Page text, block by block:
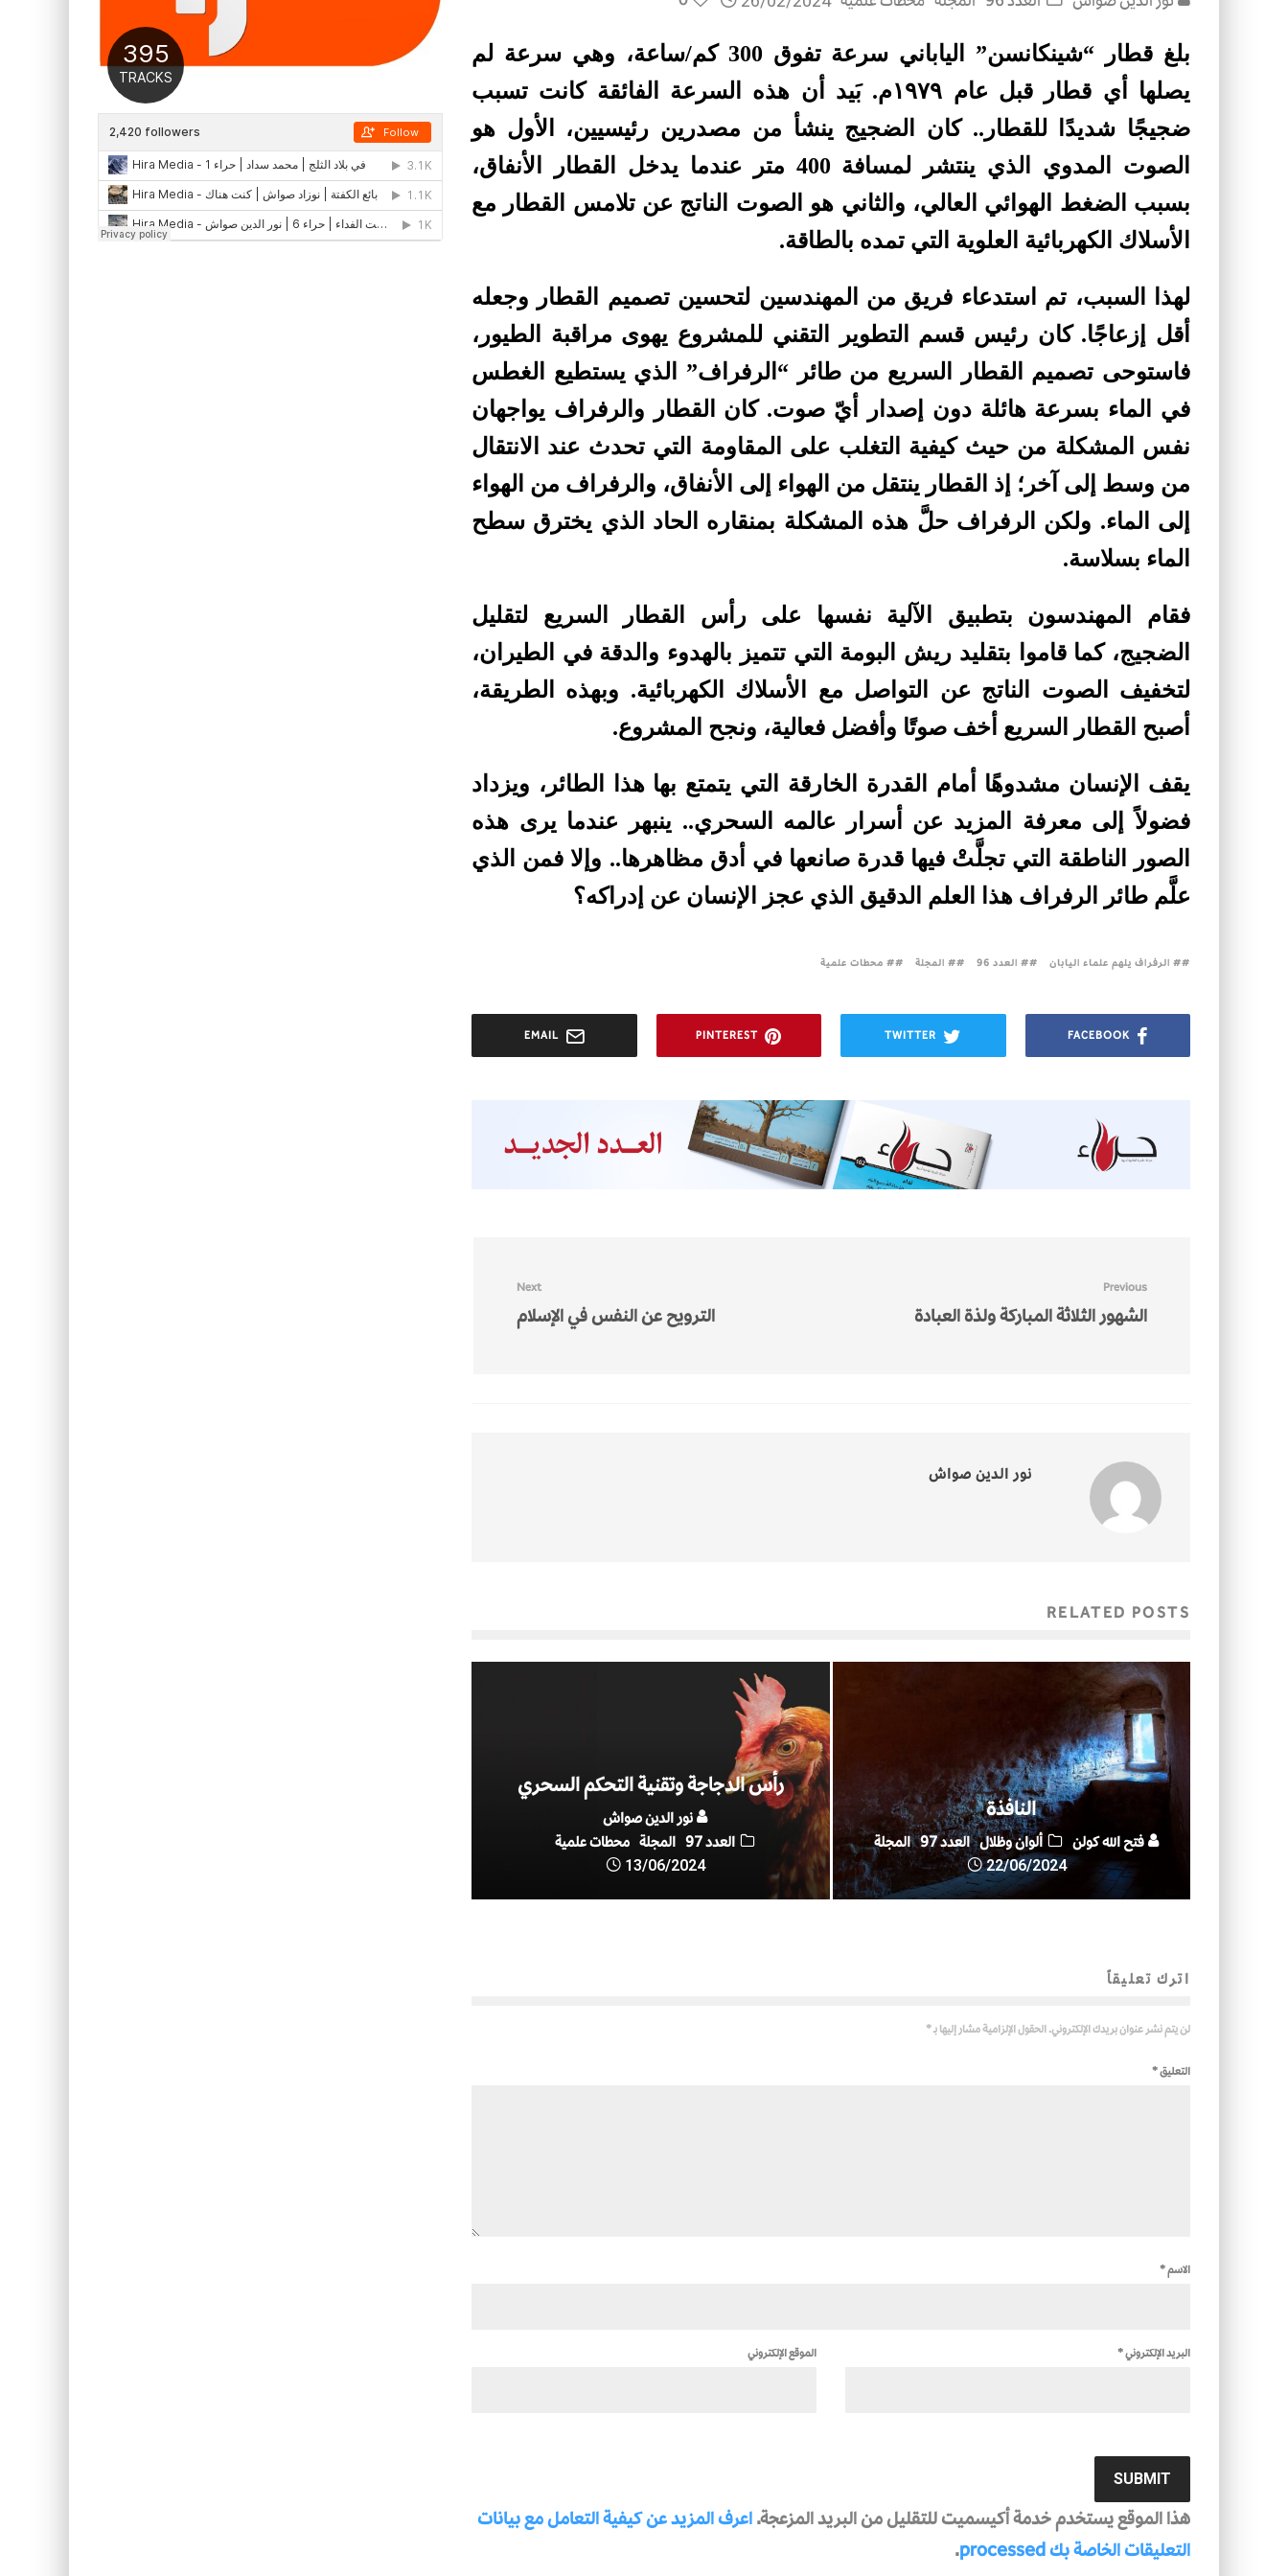
بلغ قطار “شينكانسن” الياباني سرعة تفوق 300 كم/ساعة، وهي سرعة لم
يصلها أي قطار قبل عام ١٩٧٩م. بَيد أن هذه السرعة الفائقة كانت تسبب
ضجيجًا شديدًا للقطار.. كان الضجيج ينشأ من مصدرين رئيسيين، الأول هو
الصوت المدوي الذي ينتشر لمسافة 400 متر عندما يدخل القطار الأنفاق،
بسبب الضغط الهوائي العالي، والثاني هو الصوت الناتج عن تلامس القطار مع
الأسلاك الكهربائية العلوية التي تمده بالطاقة.
لهذا السبب، تم استدعاء فريق من المهندسين لتحسين تصميم القطار وجعله
أقل إزعاجًا. كان رئيس قسم التطوير التقني للمشروع يهوى مراقبة الطيور،
فاستوحى تصميم القطار السريع من طائر “الرفراف” الذي يستطيع الغطس
في الماء بسرعة هائلة دون إصدار أيّ صوت. كان القطار والرفراف يواجهان
نفس المشكلة من حيث كيفية التغلب على المقاومة التي تحدث عند الانتقال
من وسط إلى آخر؛ إذ القطار ينتقل من الهواء إلى الأنفاق، والرفراف من الهواء
إلى الماء. ولكن الرفراف حلَّ هذه المشكلة بمنقاره الحاد الذي يخترق سطح
الماء بسلاسة.
فقام المهندسون بتطبيق الآلية نفسها على رأس القطار السريع لتقليل
الضجيج، كما قاموا بتقليد ريش البومة التي تتميز بالهدوء والدقة في الطيران،
لتخفيف الصوت الناتج عن التواصل مع الأسلاك الكهربائية. وبهذه الطريقة،
أصبح القطار السريع أخف صوتًا وأفضل فعالية، ونجح المشروع.
يقف الإنسان مشدوهًا أمام القدرة الخارقة التي يتمتع بها هذا الطائر، ويزداد
فضولاً إلى معرفة المزيد عن أسرار عالمه السحري.. ينبهر عندما يرى هذه
الصور الناطقة التي تجلَّتْ فيها قدرة صانعها في أدق مظاهرها.. وإلا فمن الذي
علَّم طائر الرفراف هذا العلم الدقيق الذي عجز الإنسان عن إدراكه؟
# الرفراف يلهم علماء اليابان # العدد 96 # المجلة # محطات علمية
FACEBOOK
TWITTER
PINTEREST
EMAIL
Previous
الشهور الثلاثة المباركة ولذة العبادة
Next
الترويح عن النفس في الإسلام
نور الدين صواش
RELATED POSTS
النافذة
فتح الله كولن ألوان وظلال العدد 97
المجلة
22/06/2024
رأس الدجاجة وتقنية التحكم السحري
نور الدين صواش
العدد 97
المجلة محطات علمية
13/06/2024
اترك تعليقاً
لن يتم نشر عنوان بريدك الإلكتروني. الحقول الإلزامية مشار إليها بـ*
التعليق*
الاسم*
البريد الإلكتروني* الموقع الإلكتروني
هذا الموقع يستخدم خدمة أكيسميت للتقليل من البريد المزعجة. اعرف المزيد عن كيفية التعامل مع بيانات
التعليقات الخاصة بك processed
.